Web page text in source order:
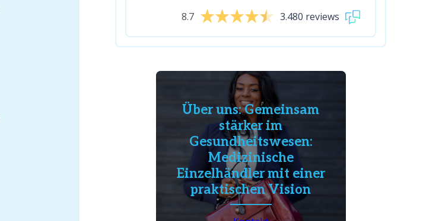
8.7 3.480 reviews
Über uns: Gemeinsam
stärker im
Gesundheitswesen:
Medizinische
Einzelhändler mit einer
praktischen Vision